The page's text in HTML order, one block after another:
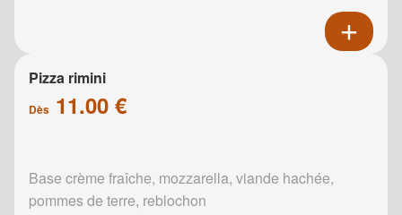
Pizza rimini
Dès 11.00 €
Base crème fraîche, mozzarella, viande hachée,
pommes de terre, reblochon